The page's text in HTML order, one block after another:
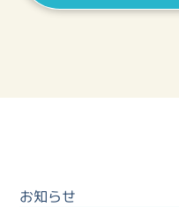
図になります。※全戸図
お知らせ